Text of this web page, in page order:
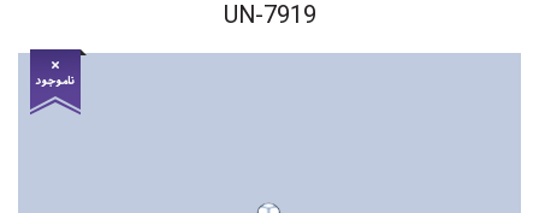
UN-7919